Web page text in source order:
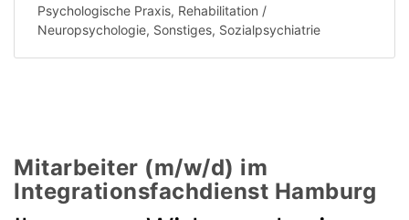
Psychologische Praxis, Rehabilitation /
Neuropsychologie, Sonstiges, Sozialpsychiatrie
Mitarbeiter (m/w/d) im
Integrationsfachdienst Hamburg